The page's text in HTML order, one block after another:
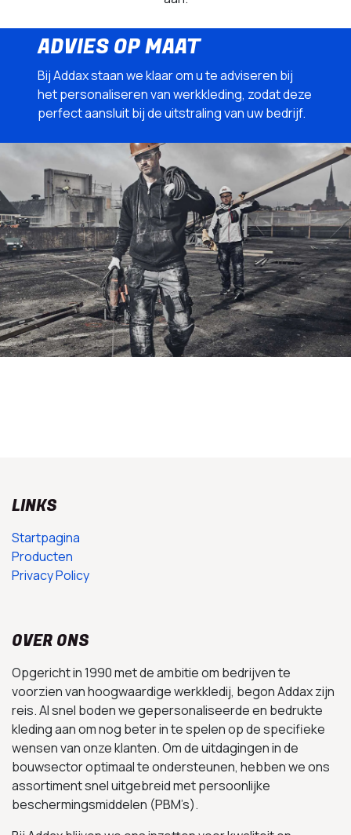
ADVIES OP MAAT
Bij Addax staan we klaar om u te adviseren bij
het personaliseren van werkkleding, zodat deze
perfect aansluit bij de uitstraling van uw bedrijf.
LINKS
Startpagina
Producten
Privacy Policy
OVER ONS
Opgericht in 1990 met de ambitie om bedrijven te
voorzien van hoogwaardige werkkledij, begon Addax zijn
reis. Al snel boden we gepersonaliseerde en bedrukte
kleding aan om nog beter in te spelen op de specifieke
wensen van onze klanten. Om de uitdagingen in de
bouwsector optimaal te ondersteunen, hebben we ons
assortiment snel uitgebreid met persoonlijke
beschermingsmiddelen (PBM’s).